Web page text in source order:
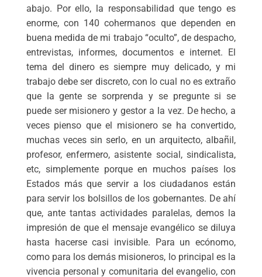
abajo. Por ello, la responsabilidad que tengo es
enorme, con 140 cohermanos que dependen en
buena medida de mi trabajo “oculto”, de despacho,
entrevistas, informes, documentos e internet. El
tema del dinero es siempre muy delicado, y mi
trabajo debe ser discreto, con lo cual no es extraño
que la gente se sorprenda y se pregunte si se
puede ser misionero y gestor a la vez. De hecho, a
veces pienso que el misionero se ha convertido,
muchas veces sin serlo, en un arquitecto, albañil,
profesor, enfermero, asistente social, sindicalista,
etc, simplemente porque en muchos países los
Estados más que servir a los ciudadanos están
para servir los bolsillos de los gobernantes. De ahí
que, ante tantas actividades paralelas, demos la
impresión de que el mensaje evangélico se diluya
hasta hacerse casi invisible. Para un ecónomo,
como para los demás misioneros, lo principal es la
vivencia personal y comunitaria del evangelio, con